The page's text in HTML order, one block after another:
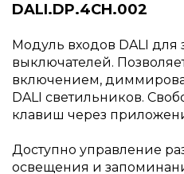
DALI.DP.4CH.002
Модуль входов DALI для
выключателей.
включением,
DALI светильников.
клавиш через
Доступно управление
освещения и